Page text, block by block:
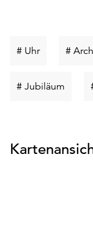
# Uhr #
# Jubiläum